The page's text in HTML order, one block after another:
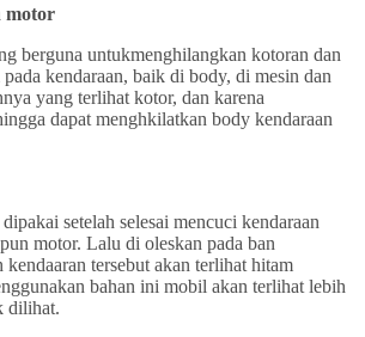
motor
berguna untukmenghilangkan kotoran dan
kendaraan, baik di body, di mesin dan
yang terlihat kotor, dan karena
dapat menghkilatkan body kendaraan
setelah selesai mencuci kendaraan
motor. Lalu di oleskan pada ban
kendaaran tersebut akan terlihat hitam
bahan ini mobil akan terlihat lebih
dilihat.